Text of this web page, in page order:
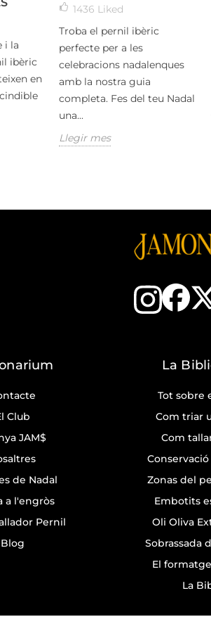
i la
ibèric
en
1436 Liked
Troba el pernil ibèric
perfecte per a les
celebracions nadalenques
amb la nostra guia
completa. Fes del teu Nadal
una...
Llegir mes
Club
JAM$
de Nadal
a l'engròs
Pernil
Blog
La
Tot sobre
Com triar
Com
Zonas del
Embotits
Oli Oliva
Sobrassada
El
La